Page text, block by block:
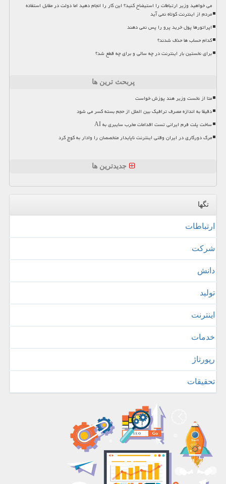
می خواهید وزیر ارتباطات را استیضاح کنید؟ این کار را انجام دهید اما دولت در مقابل استفاده
مردم از اینترنت کوتاه نمی آید
اپراتورها پول خرید پرو را پس نمی دهند
کدام حساب ها حذف شدند؟
برای نخستین بار اینترنت در چه سالی و برای چه قطع شد؟
پربحث ترین ها
متا از نخست وزیر هند پوزش خواست
دقیقا به اندازه مصرف ترافیک بین الملل از حجم بسته کسر می شود
ساخت پلت فرم ایرانی تست اقدامات مخرب سایبری به AI
مرگ دورکاری در ایران وقتی اینترنت ناپایدار متخصصان را وادار به کوچ کرد
جدیدترین ها
تگها
ارتباطات
شركت
دانش
تولید
اینترنت
خدمات
رپورتاژ
تحقیقات